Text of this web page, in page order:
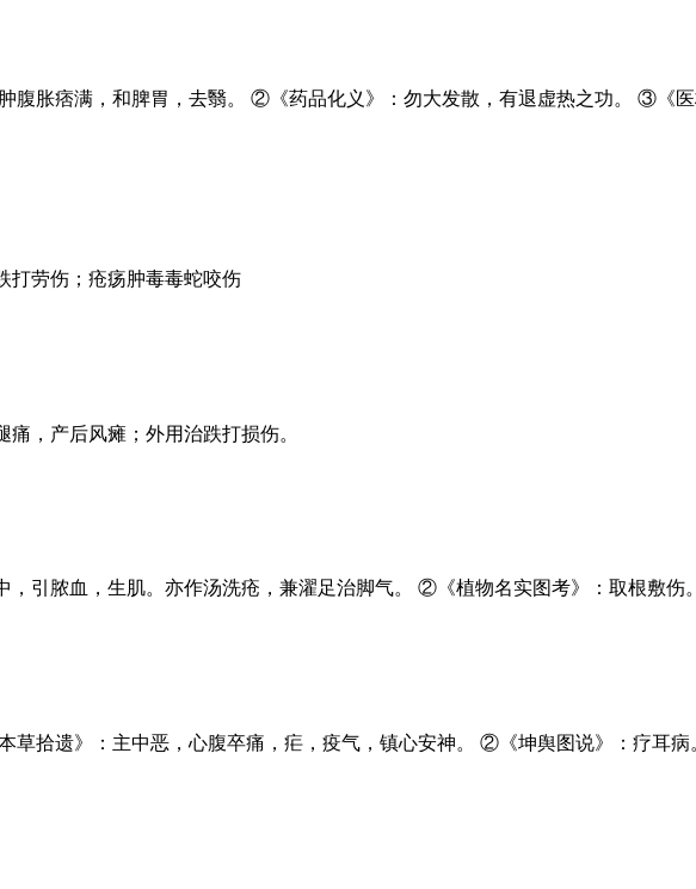
腹胀痞满，和脾胃，去翳。 ②《药品化义》：勿大发散，有退虚热之功。 ③《
打劳伤；疮疡肿毒毒蛇咬伤
，产后风瘫；外用治跌打损伤。
引脓血，生肌。亦作汤洗疮，兼濯足治脚气。 ②《植物名实图考》：取根敷伤
拾遗》：主中恶，心腹卒痛，疟，疫气，镇心安神。 ②《坤舆图说》：疗耳病